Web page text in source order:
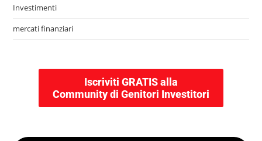
Investimenti
mercati finanziari
Iscriviti GRATIS alla
Community di Genitori Investitori